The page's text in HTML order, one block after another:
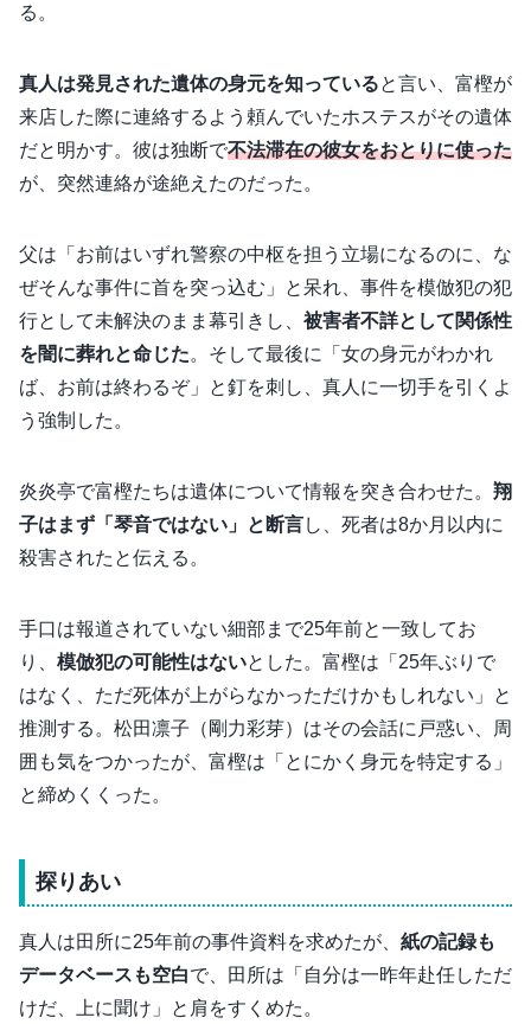
る。
真人は発見された遺体の身元を知っていると言い、富樫が
来店した際に連絡するよう頼んでいたホステスがその遺体
だと明かす。彼は独断で不法滞在の彼女をおとりに使った
が、突然連絡が途絶えたのだった。
父は「お前はいずれ警察の中枢を担う立場になるのに、な
ぜそんな事件に首を突っ込む」と呆れ、事件を模倣犯の犯
行として未解決のまま幕引きし、 被害者不詳として関係性
を闇に葬れと命じた。そして最後に「女の身元がわかれ
ば、お前は終わるぞ」と釘を刺し、真人に一切手を引くよ
う強制した。
炎炎亭で富樫たちは遺体について情報を突き合わせた。 翔
子はまず「琴音ではない」と断言し、死者は8か月以内に
殺害されたと伝える。
手口は報道されていない細部まで25年前と一致してお
り、 模倣犯の可能性はないとした。富樫は「25年ぶりで
はなく、ただ死体が上がらなかっただけかもしれない」と
推測する。松田凛子（剛力彩芽）はその会話に戸惑い、周
囲も気をつかったが、富樫は「とにかく身元を特定する」
と締めくくった。
探りあい
真人は田所に25年前の事件資料を求めたが、 紙の記録も
データベースも空白で、田所は「自分は一昨年赴任しただ
けだ、上に聞け」と肩をすくめた。